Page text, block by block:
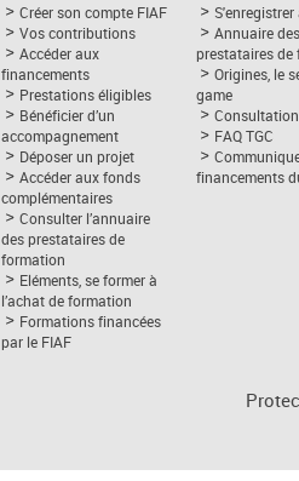
Créer son compte FIAF
Vos contributions
Accéder aux
financements
Prestations éligibles
Bénéficier d’un
accompagnement
Déposer un projet
Accéder aux fonds
complémentaires
Consulter l’annuaire
des prestataires de
formation
Eléments, se former à
l’achat de formation
Formations financées
par le FIAF
S'enregistrer
Annuaire des
prestataires de
Origines, le
game
FAQ TGC
financements